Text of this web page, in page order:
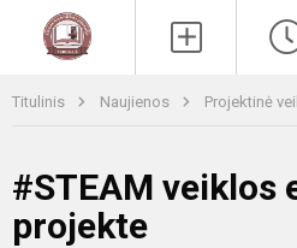
Titulinis Naujienos Projektinė
#STEAM veiklos
projekte